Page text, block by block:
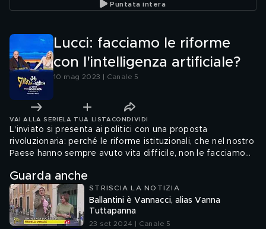
Puntata intera
Lucci: facciamo le riforme
con l'intelligenza artificiale?
10 mag 2023 | Canale 5
VAI ALLA SERIE LA TUA LISTA CONDIVIDI
L'inviato si presenta ai politici con una proposta
rivoluzionaria: perché le riforme istituzionali, che nel nostro
Paese hanno sempre avuto vita difficile, non le facciamo
Donzelli di Forza Italia ha una certezza: Giorgia Meloni ha
un'intelligenza superiore a quella naturale e a quella
artificiale.
Guarda anche
STRISCIA LA NOTIZIA
Ballantini è Vannacci, alias Vanna
Tuttapanna
23 set 2024 | Canale 5